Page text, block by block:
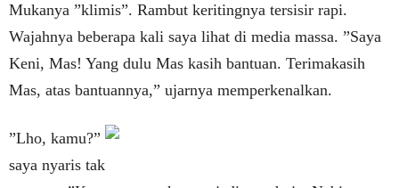
Mukanya ”klimis”. Rambut keritingnya tersisir rapi.
Wajahnya beberapa kali saya lihat di media massa. ”Saya
Keni, Mas! Yang dulu Mas kasih bantuan. Terimakasih
Mas, atas bantuannya,” ujarnya memperkenalkan.
”Lho, kamu?”
saya nyaris tak